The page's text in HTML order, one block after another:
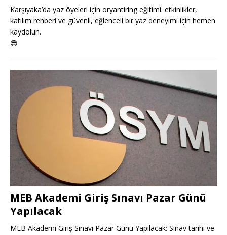
Karşıyaka’da yaz öyeleri için oryantiring eğitimi: etkinlikler,
katılım rehberi ve güvenli, eğlenceli bir yaz deneyimi için hemen
kaydolun.
😎
MEB Akademi Giriş Sınavı Pazar Günü
Yapılacak
MEB Akademi Giriş Sınavı Pazar Günü Yapılacak: Sınav tarihi ve